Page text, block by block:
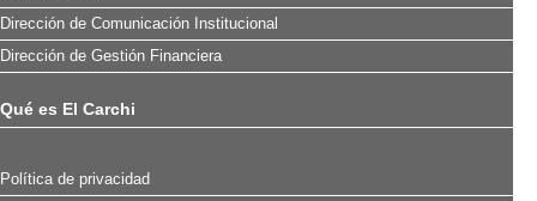
Dirección de Comunicación Institucional
Dirección de Gestión Financiera
Qué es El Carchi
Política de privacidad